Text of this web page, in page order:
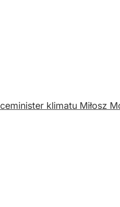
klimatu Miłosz